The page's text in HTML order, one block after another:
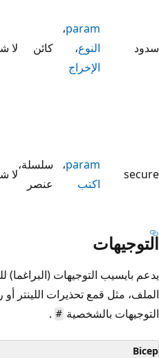
سدود
param،
النوع،
الإخراج
كائن لا
secure
param،
اكتب
سلسلة،
عنصر
لا
التوجيهات
يدعم بايسيب التوجيهات
الملف، مثل قمع تحذيرات اللينتر
التوجيهات بالشخصية #
.
Bicep